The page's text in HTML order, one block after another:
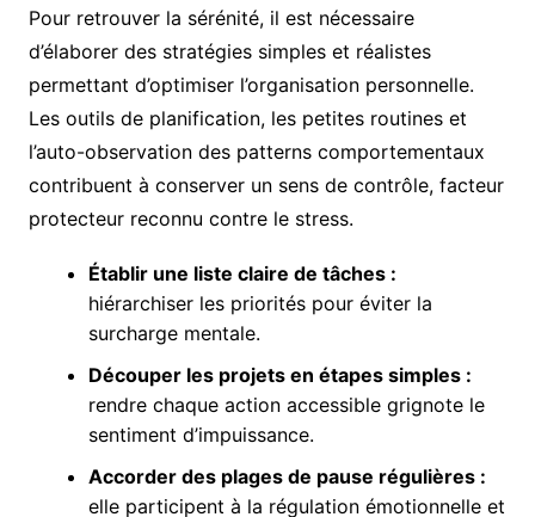
Pour retrouver la sérénité, il est nécessaire
d’élaborer des stratégies simples et réalistes
permettant d’optimiser l’organisation personnelle.
Les outils de planification, les petites routines et
l’auto-observation des patterns comportementaux
contribuent à conserver un sens de contrôle, facteur
protecteur reconnu contre le stress.
Établir une liste claire de tâches :
hiérarchiser les priorités pour éviter la
surcharge mentale.
Découper les projets en étapes simples :
rendre chaque action accessible grignote le
sentiment d’impuissance.
Accorder des plages de pause régulières :
elle participent à la régulation émotionnelle et